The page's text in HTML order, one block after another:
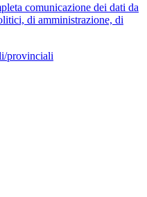
comunicazione dei dati da
di amministrazione, di
provinciali